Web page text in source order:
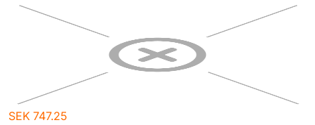
SEK 747.25